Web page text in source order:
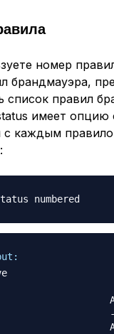
номер
брандмауэра,
список правил
имеет опцию
каждым